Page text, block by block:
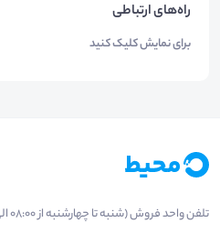
راه‌های ارتباطی
برای نمایش کلیک کنید
تلفن واحد فروش (شنبه تا چهارشنبه از 08:00 الی 17:00)